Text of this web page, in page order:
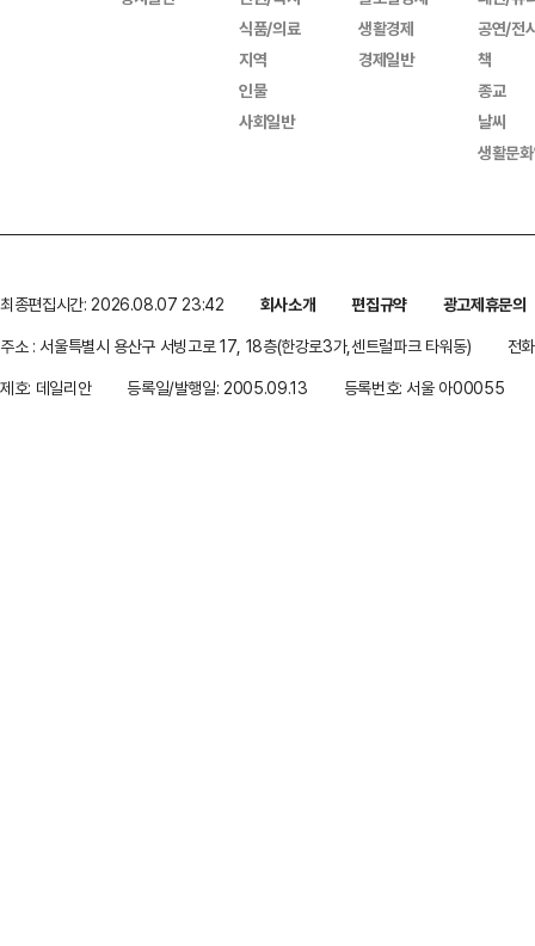
식품/의료
지역
인물
사회일반
생활경제
경제일반
공연/전
책
종교
날씨
생활문
최종편집시간: 2026.08.07 23:42 회사소개 편집규약
광고제휴문의
주소 : 서울특별시 용산구 서빙고로 17, 18층(한강로3가,센트럴파크 타워동)
전
제호: 데일리안
등록일/발행일: 2005.09.13 등록번호: 서울 아00055